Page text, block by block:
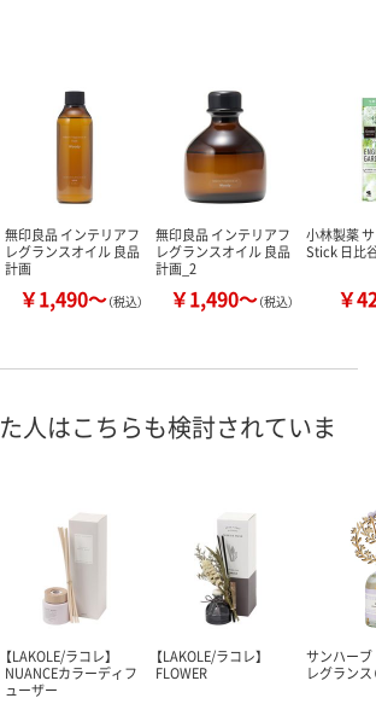
無印良品 インテリアフ
レグランスオイル 良品
計画
￥1,490～（税込）
無印良品 インテリアフ
レグランスオイル 良品
計画_2
￥1,490～（税込）
小林製薬
Stick 日比
￥
人はこちらも検討されていま
【LAKOLE/ラコレ】
NUANCEカラーディフ
ューザー
【LAKOLE/ラコレ】
FLOWER
サンハー
レグランス